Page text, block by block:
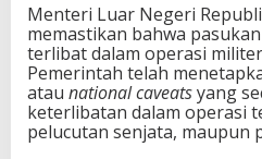
Menteri Luar Negeri
memastikan bahwa
terlibat dalam operasi
Pemerintah telah
atau national caveatsyang
keterlibatan dalam operasi
pelucutan senjata, maupun